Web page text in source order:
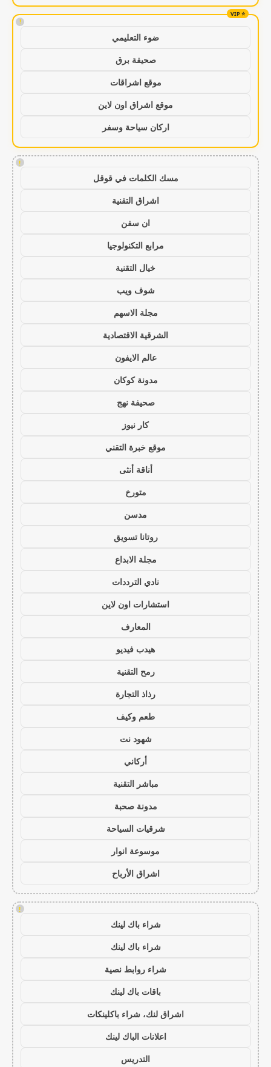
!
ضوء التعليمي
صحيفة برق
موقع اشراقات
موقع اشراق اون لاين
اركان سياحة وسفر
!
مسك الكلمات في قوقل
اشراق التقنية
ان سفن
مرابع التكنولوجيا
خيال التقنية
شوف ويب
مجلة الاسهم
الشرقية الاقتصادية
عالم الايفون
مدونة كوكان
صحيفة نهج
كار نيوز
موقع خبرة التقني
أناقة أنثى
متورخ
مدسن
روتانا تسويق
مجلة الابداع
نادي الترددات
استشارات اون لاين
المعارف
هيدب فيديو
رمح التقنية
رذاذ التجارة
طعم وكيف
شهود نت
أركاني
مباشر التقنية
مدونة صحبة
شرقيات السياحة
موسوعة انوار
اشراق الأرباح
!
شراء باك لينك
شراء باك لينك
شراء روابط نصية
باقات باك لينك
اشراق لنك، شراء باكلينكات
اعلانات الباك لينك
التدريس